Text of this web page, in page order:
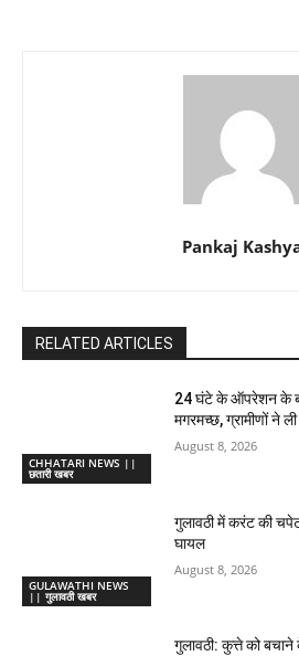
Pankaj
RELATED ARTICLES
CHHATARI NEWS ||
छतारी खबर
24 घंटे के ऑपरेशन के
मगरमच्छ, ग्रामीणों ने
August 8, 2026
GULAWATHI NEWS
|| गुलावठी खबर
गुलावठी में करंट की
घायल
August 8, 2026
गुलावठी: कुत्ते को